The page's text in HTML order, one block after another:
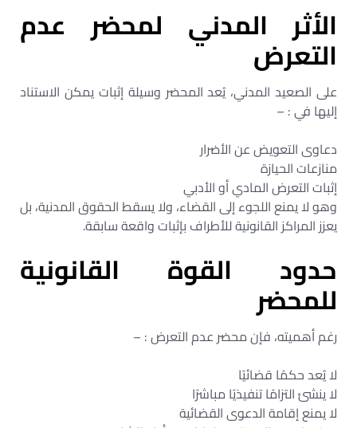
الأثر المدني لمحضر عدم
التعرض
على الصعيد المدني، يُعد المحضر وسيلة إثبات يمكن الاستناد
إليها في : –
دعاوى التعويض عن الأضرار
منازعات الحيازة
إثبات التعرض المادي أو الأدبي
وهو لا يمنع اللجوء إلى القضاء، ولا يسقط الحقوق المدنية، بل
يعزز المراكز القانونية للأطراف بإثبات واقعة سابقة.
حدود القوة القانونية
للمحضر
رغم أهميته، فإن محضر عدم التعرض : –
لا يُعد حكمًا قضائيًا
لا ينشئ التزامًا تنفيذيًا مباشرًا
لا يمنع إقامة الدعوى القضائية